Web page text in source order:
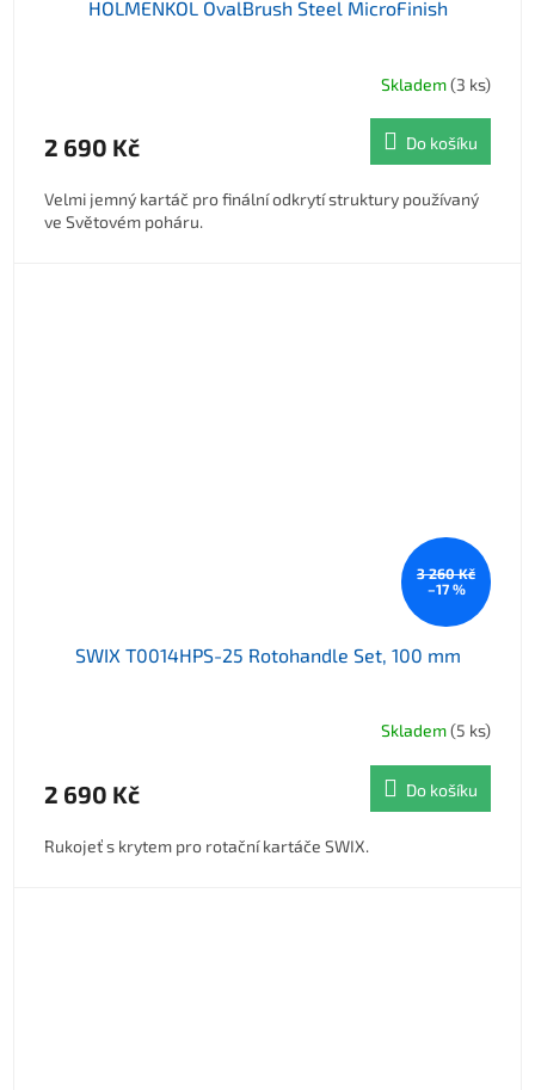
HOLMENKOL OvalBrush Steel MicroFinish
Skladem(3 ks)
2 690 Kč Do košíku
Velmi jemný kartáč pro finální odkrytí struktury používaný
ve Světovém poháru.
3 260 Kč
–17 %
SWIX T0014HPS-25 Rotohandle Set, 100 mm
Skladem(5 ks)
2 690 Kč Do košíku
Rukojeť s krytem pro rotační kartáče SWIX.